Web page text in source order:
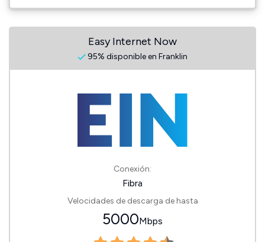
Easy Internet Now
95% disponible en Franklin
Conexión:
Fibra
Velocidades de descarga de hasta
5000Mbps